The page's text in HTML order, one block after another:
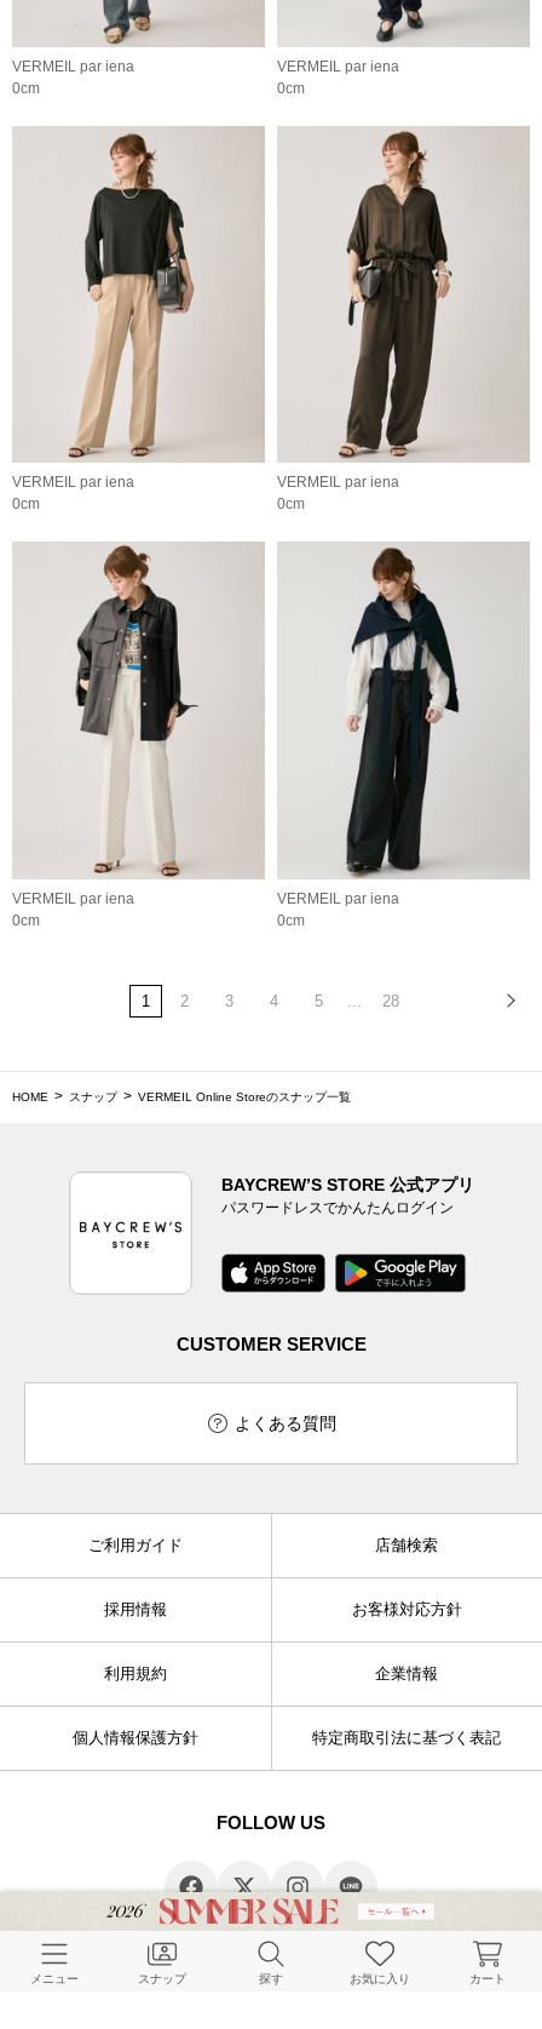
VERMEIL par iena
0cm
VERMEIL par iena
0cm
VERMEIL par iena
0cm
VERMEIL par iena
0cm
VERMEIL par iena
0cm
VERMEIL par iena
0cm
1 2 3 4 5 28
HOME スナップ VERMEIL Online Storeのスナップ一覧
BAYCREW’S STORE 公式アプリ
パスワードレスでかんたんログイン
CUSTOMER SERVICE
よくある質問
ご利用ガイド 店舗検索
採用情報 お客様対応方針
利用規約 企業情報
個人情報保護方針 特定商取引法に基づく表記
FOLLOW US
メニュー スナップ 探す お気に入り カート